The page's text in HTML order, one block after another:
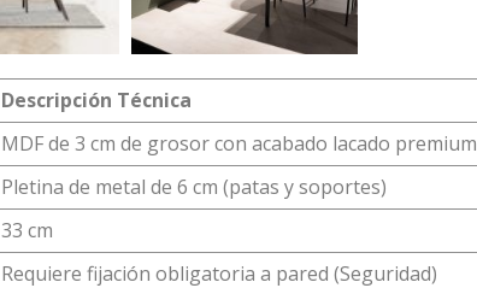
Descripción Técnica
MDF de 3 cm de grosor con acabado lacado premium
Pletina de metal de 6 cm (patas y soportes)
33 cm
Requiere fijación obligatoria a pared (Seguridad)